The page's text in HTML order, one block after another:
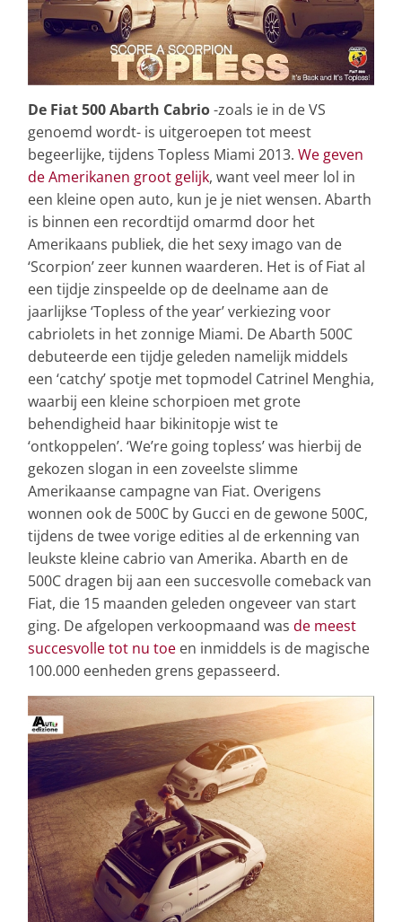
De Fiat 500 Abarth Cabrio-zoals ie in de VS
genoemd wordt- is uitgeroepen tot meest
begeerlijke, tijdens Topless Miami 2013. We geven
de Amerikanen groot gelijk, want veel meer lol in
een kleine open auto, kun je je niet wensen. Abarth
is binnen een recordtijd omarmd door het
Amerikaans publiek, die het sexy imago van de
‘Scorpion’ zeer kunnen waarderen. Het is of Fiat al
een tijdje zinspeelde op de deelname aan de
jaarlijkse ‘Topless of the year’ verkiezing voor
cabriolets in het zonnige Miami. De Abarth 500C
debuteerde een tijdje geleden namelijk middels
een ‘catchy’ spotje met topmodel Catrinel Menghia,
waarbij een kleine schorpioen met grote
behendigheid haar bikinitopje wist te
‘ontkoppelen’. ‘We’re going topless’ was hierbij de
gekozen slogan in een zoveelste slimme
Amerikaanse campagne van Fiat. Overigens
wonnen ook de 500C by Gucci en de gewone 500C,
tijdens de twee vorige edities al de erkenning van
leukste kleine cabrio van Amerika. Abarth en de
500C dragen bij aan een succesvolle comeback van
Fiat, die 15 maanden geleden ongeveer van start
ging. De afgelopen verkoopmaand was de meest
succesvolle tot nu toe en inmiddels is de magische
100.000 eenheden grens gepasseerd.